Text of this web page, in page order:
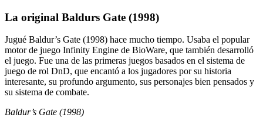
La original Baldurs Gate (1998)
Jugué Baldur’s Gate (1998) hace mucho tiempo. Usaba el popular
motor de juego Infinity Engine de BioWare, que también desarrolló
el juego. Fue una de las primeras juegos basados en el sistema de
juego de rol DnD, que encantó a los jugadores por su historia
interesante, su profundo argumento, sus personajes bien pensados ​​y
su sistema de combate.
Baldur’s Gate (1998)